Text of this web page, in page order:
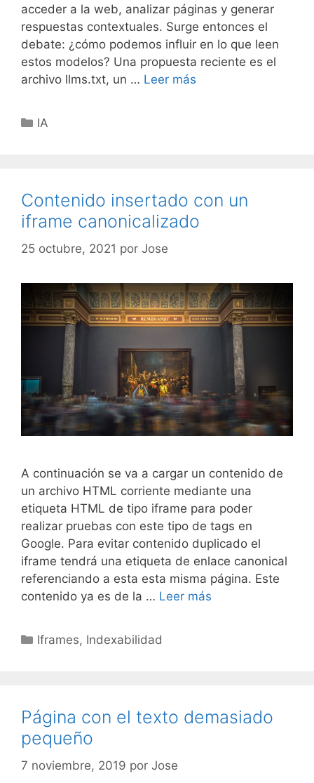
acceder a la web, analizar páginas y generar
respuestas contextuales. Surge entonces el
debate: ¿cómo podemos influir en lo que leen
estos modelos? Una propuesta reciente es el
archivo llms.txt, un … Leer más
sirve
y
lo
considera
tan
irrelevante
Categorías
IA
Contenido insertado con un
iframe canonicalizado
25 octubre, 2021 por Jose
A continuación se va a cargar un contenido de
un archivo HTML corriente mediante una
etiqueta HTML de tipo iframe para poder
realizar pruebas con este tipo de tags en
Google. Para evitar contenido duplicado el
iframe tendrá una etiqueta de enlace canonical
referenciando a esta esta misma página. Este
contenido ya es de la … Leer más
Categorías
Iframes, Indexabilidad
Página con el texto demasiado
pequeño
7 noviembre, 2019 por Jose